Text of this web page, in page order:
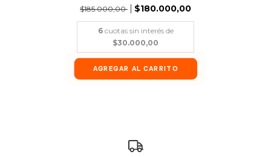
$185.000,00
$180.000,00
6 cuotas sin interés de
$30.000,00